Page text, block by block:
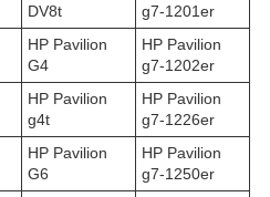
DV8t
g7-1201er
HP Pavilion
G4
HP Pavilion
g7-1202er
HP Pavilion
g4t
HP Pavilion
g7-1226er
HP Pavilion
G6
HP Pavilion
g7-1250er